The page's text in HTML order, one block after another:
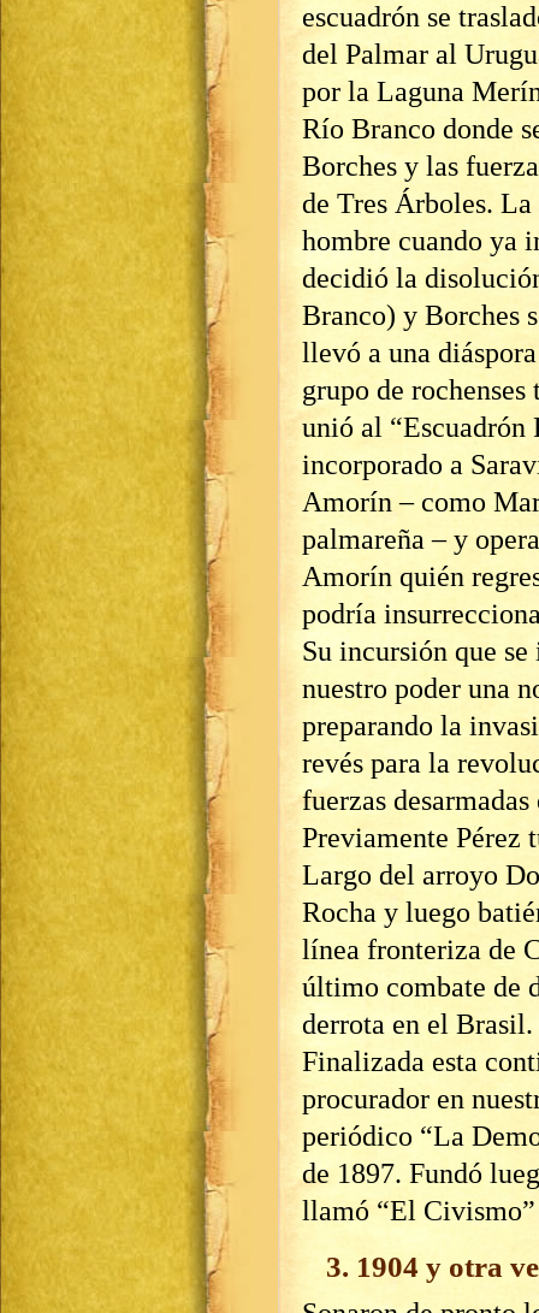
escuadrón se
del Palmar al
por la Laguna
Río Branco donde
Borches y las
de Tres Árboles. La
hombre cuando ya
decidió la
Branco) y Borches
llevó a una
grupo de
unió al “Escuadrón
incorporado a
Amorín – como
palmareña – y
Amorín quién
podría
Su incursión que
nuestro poder una
preparando la
revés para la
fuerzas
Previamente Pérez
Largo del arroyo
Rocha y luego
línea fronteriza de
último combate de
derrota en el Brasil.
Finalizada esta
procurador en
periódico “La
de 1897. Fundó
llamó “El Civismo”
3. 1904 y otra